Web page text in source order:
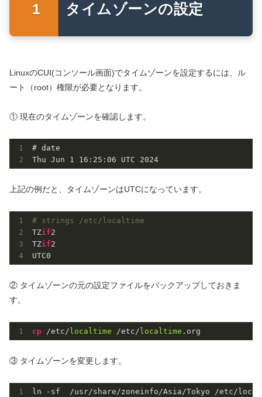
タイムゾーンの設定
LinuxのCUI(コンソール画面)でタイムゾーンを設定するには、ル
ート（root）権限が必要となります。
① 現在のタイムゾーンを確認します。
# date
Thu Jun 1 16 : 25 : 06 UTC 2024
上記の例だと、タイムゾーンはUTCになっています。
# strings /etc/localtime
TZif2
TZif2
UTC0
② タイムゾーンの元の設定ファイルをバックアップしておきま
す。
cp /etc/localtime /etc/localtime .org
③ タイムゾーンを変更します。
ln -sf /usr/share/zoneinfo/Asia/Tokyo /etc/